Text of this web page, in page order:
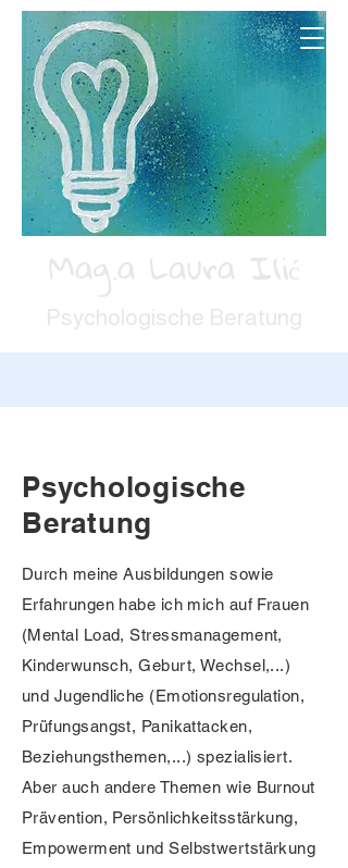
Mag.a Laura Ilić
Psychologische Beratung
Psychologische
Beratung
Durch meine Ausbildungen sowie
Erfahrungen habe ich mich auf Frauen
(Mental Load, Stressmanagement,
Kinderwunsch, Geburt, Wechsel,...)
und Jugendliche (Emotionsregulation,
Prüfungsangst, Panikattacken,
Beziehungsthemen,...) spezialisiert.
Aber auch andere Themen wie Burnout
Prävention, Persönlichkeitsstärkung,
Empowerment und Selbstwertstärkung